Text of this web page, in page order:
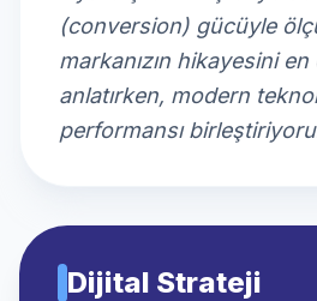
(conversion) gücüyle
markanızın hikayesini
anlatırken, modern
performansı
Dijital Strateji